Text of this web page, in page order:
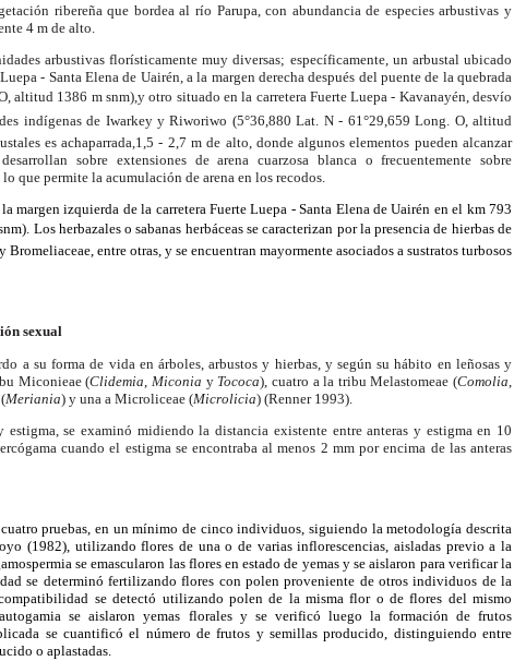
ribereña que bordea al río Parupa, con abundancia de especies arbustivas y
4 m de alto.
arbustivas florísticamente muy diversas; específicamente, un arbustal ubicado
- Santa Elena de Uairén, a la margen derecha después del puente de la quebrada
altitud 1386 msnm) ,y otro situado en la carretera Fuerte Luepa - Kavanayén, desvío
indígenas de Iwarkey y Riworiwo (5°36,880 Lat. N - 61°29,659 Long. O, altitud
es achaparrada ,1,5 - 2,7 m de alto, donde algunos elementos pueden alcanzar
sobre extensiones de arena cuarzosa blanca o frecuentemente sobre
que permite la acumulación de arena en los recodos.
margen izquierda de la carretera Fuerte Luepa - Santa Elena de Uairén en el km 793
Los herbazales o sabanas herbáceas se caracterizan por la presencia de hierbas de
entre otras, y se encuentran mayormente asociados a sustratos turbosos
sexual
a su forma de vida en árboles, arbustos y hierbas, y según su hábito en leñosas y
Miconieae (Clidemia Miconia y Tococa), cuatro a la tribu Melastomeae (Comolia
Meriania) y una a Microliceae (Microlicia) (Renner 1993).
estigma, se examinó midiendo la distancia existente entre anteras y estigma en 10
cuando el estigma se encontraba al menos 2 mmpor encima de las anteras
pruebas, en un mínimo de cinco individuos, siguiendo la metodología descrita
(1982), utilizando flores de una o de varias inflorescencias, aisladas previo a la
se emascularon las flores en estado de yemas y se aislaron para verificar la
se determinó fertilizando flores con polen proveniente de otros individuos de la
se detectó utilizando polen de la misma flor o de flores del mismo
se aislaron yemas florales y se verificó luego la formación de frutos
se cuantificó el número de frutos y semillas producido, distinguiendo entre
o aplastadas.